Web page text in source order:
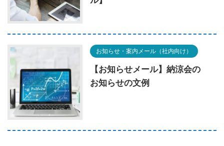
お知らせ・案内メール（社内向け）
【お知らせメール】納涼会の
お知らせの文例